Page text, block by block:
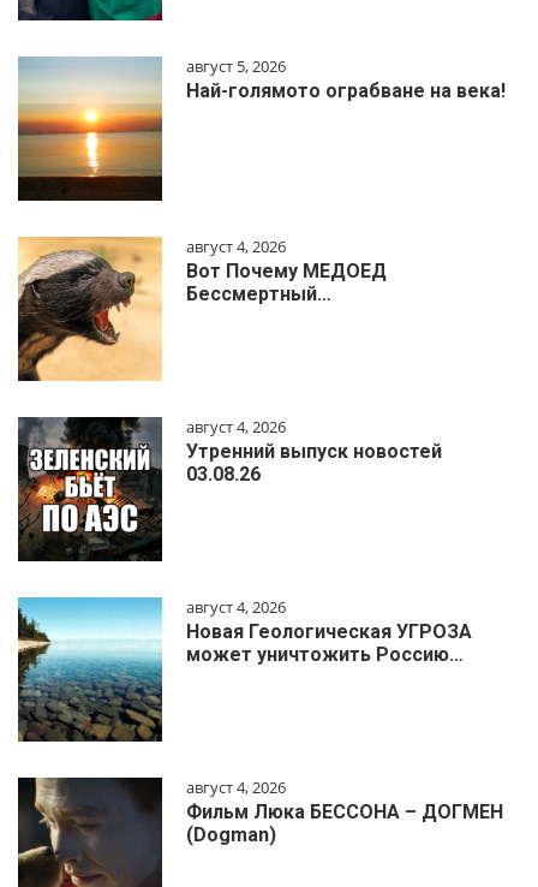
август 5, 2026
Най-голямото ограбване на века!
август 4, 2026
Вот Почему МЕДОЕД
Бессмертный…
август 4, 2026
Утренний выпуск новостей
03.08.26
август 4, 2026
Новая Геологическая УГРОЗА
может уничтожить Россию…
август 4, 2026
Фильм Люка БЕССОНА – ДОГМЕН
(Dogman)